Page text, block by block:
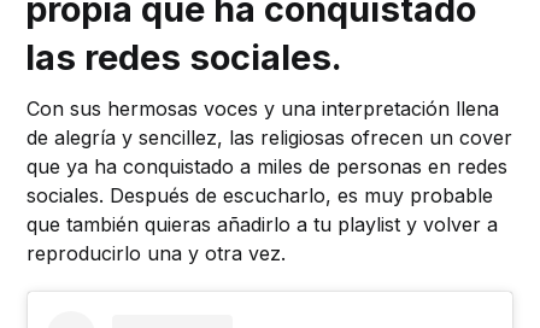
propia que ha conquistado
las redes sociales.
Con sus hermosas voces y una interpretación llena
de alegría y sencillez, las religiosas ofrecen un cover
que ya ha conquistado a miles de personas en redes
sociales. Después de escucharlo, es muy probable
que también quieras añadirlo a tu playlist y volver a
reproducirlo una y otra vez.